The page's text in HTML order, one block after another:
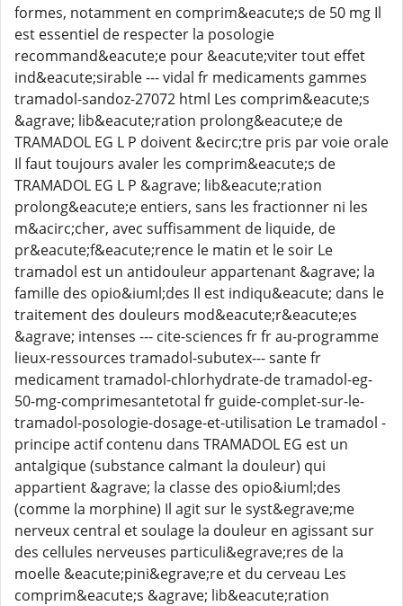
formes, notamment en comprim&eacute;s de 50 mg Il
est essentiel de respecter la posologie
recommand&eacute;e pour &eacute;viter tout effet
ind&eacute;sirable --- vidal fr medicaments gammes
tramadol-sandoz-27072 html Les comprim&eacute;s
&agrave; lib&eacute;ration prolong&eacute;e de
TRAMADOL EG L P doivent &ecirc;tre pris par voie orale
Il faut toujours avaler les comprim&eacute;s de
TRAMADOL EG L P &agrave; lib&eacute;ration
prolong&eacute;e entiers, sans les fractionner ni les
m&acirc;cher, avec suffisamment de liquide, de
pr&eacute;f&eacute;rence le matin et le soir Le
tramadol est un antidouleur appartenant &agrave; la
famille des opio&iuml;des Il est indiqu&eacute; dans le
traitement des douleurs mod&eacute;r&eacute;es
&agrave; intenses --- cite-sciences fr fr au-programme
lieux-ressources tramadol-subutex--- sante fr
medicament tramadol-chlorhydrate-de tramadol-eg-
50-mg-comprimesantetotal fr guide-complet-sur-le-
tramadol-posologie-dosage-et-utilisation Le tramadol -
principe actif contenu dans TRAMADOL EG est un
antalgique (substance calmant la douleur) qui
appartient &agrave; la classe des opio&iuml;des
(comme la morphine) Il agit sur le syst&egrave;me
nerveux central et soulage la douleur en agissant sur
des cellules nerveuses particuli&egrave;res de la
moelle &eacute;pini&egrave;re et du cerveau Les
comprim&eacute;s &agrave; lib&eacute;ration